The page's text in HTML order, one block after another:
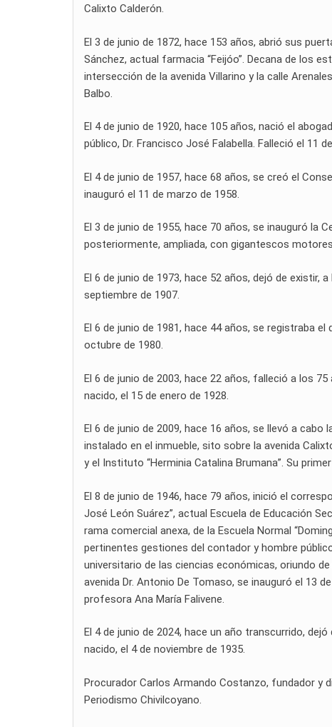
Calixto Calderón.
El 3 de junio de 1872, hace 153 años, abrió sus
Sánchez, actual farmacia “Feijóo”. Decana de los
intersección de la avenida Villarino y la calle
Balbo.
El 4 de junio de 1920, hace 105 años, nació el
público, Dr. Francisco José Falabella. Falleció el 11
El 4 de junio de 1957, hace 68 años, se creó el
inauguró el 11 de marzo de 1958.
El 3 de junio de 1955, hace 70 años, se inauguró la
posteriormente, ampliada, con gigantescos
El 6 de junio de 1973, hace 52 años, dejó de existir,
septiembre de 1907.
El 6 de junio de 1981, hace 44 años, se registraba
octubre de 1980.
El 6 de junio de 2003, hace 22 años, falleció a los
nacido, el 15 de enero de 1928.
El 6 de junio de 2009, hace 16 años, se llevó a
instalado en el inmueble, sito sobre la avenida
y el Instituto “Herminia Catalina Brumana”. Su
El 8 de junio de 1946, hace 79 años, inició el
José León Suárez”, actual Escuela de Educación
rama comercial anexa, de la Escuela Normal
pertinentes gestiones del contador y hombre
universitario de las ciencias económicas, oriundo
avenida Dr. Antonio De Tomaso, se inauguró el 13
profesora Ana María Falivene.
El 4 de junio de 2024, hace un año transcurrido,
nacido, el 4 de noviembre de 1935.
Procurador Carlos Armando Costanzo, fundador y
Periodismo Chivilcoyano.